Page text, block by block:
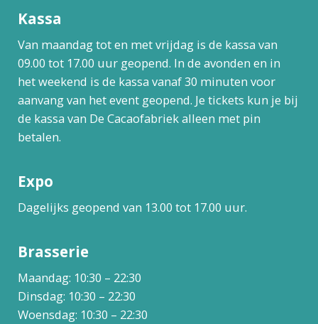
Kassa
Van maandag tot en met vrijdag is de kassa van
09.00 tot 17.00 uur geopend. In de avonden en in
het weekend is de kassa vanaf 30 minuten voor
aanvang van het event geopend. Je tickets kun je bij
de kassa van De Cacaofabriek alleen met pin
betalen.
Expo
Dagelijks geopend van 13.00 tot 17.00 uur.
Brasserie
Maandag: 10:30 – 22:30
Dinsdag: 10:30 – 22:30
Woensdag: 10:30 – 22:30